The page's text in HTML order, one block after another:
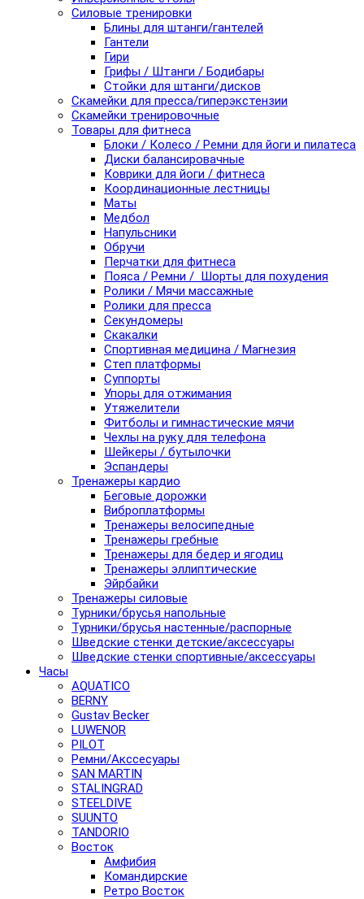
Силовые тренировки
Блины для штанги/гантелей
Гантели
Гири
Грифы / Штанги / Бодибары
Стойки для штанги/дисков
Скамейки для пресса/гиперэкстензии
Скамейки тренировочные
Товары для фитнеса
Блоки / Колесо / Ремни для йоги и пилатеса
Диски балансировачные
Коврики для йоги / фитнеса
Координационные лестницы
Маты
Медбол
Напульсники
Обручи
Перчатки для фитнеса
Пояса / Ремни / Шорты для похудения
Ролики / Мячи массажные
Ролики для пресса
Секундомеры
Скакалки
Спортивная медицина / Магнезия
Степ платформы
Суппорты
Упоры для отжимания
Утяжелители
Фитболы и гимнастические мячи
Чехлы на руку для телефона
Шейкеры / бутылочки
Эспандеры
Тренажеры кардио
Беговые дорожки
Виброплатформы
Тренажеры велосипедные
Тренажеры гребные
Тренажеры для бедер и ягодиц
Тренажеры эллиптические
Эйрбайки
Тренажеры силовые
Турники/брусья напольные
Турники/брусья настенные/распорные
Шведские стенки детские/аксессуары
Шведские стенки спортивные/аксессуары
Часы
AQUATICO
BERNY
Gustav Becker
LUWENOR
PILOT
Pемни/Акссесуары
SAN MARTIN
STALINGRAD
STEELDIVE
SUUNTO
TANDORIO
Восток
Амфибия
Командирские
Ретро Восток